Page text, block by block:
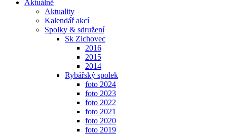
Aktuálně
Aktuality
Kalendář akcí
Spolky & sdružení
Sk Zichovec
2016
2015
2014
Rybářský spolek
foto 2024
foto 2023
foto 2022
foto 2021
foto 2020
foto 2019